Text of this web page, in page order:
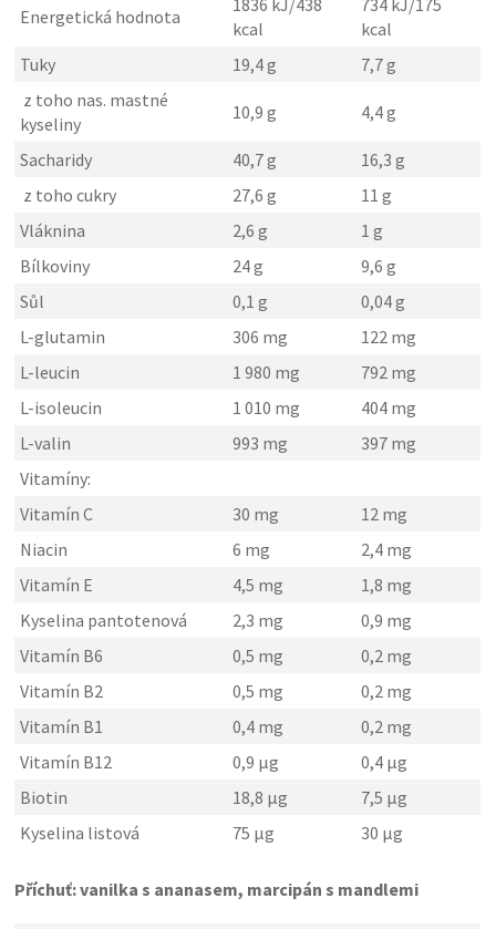
Energetická hodnota
1836 kJ/438
kcal
734 kJ/175
kcal
Tuky
19,4 g
7,7 g
z toho nas. mastné
kyseliny
10,9 g 4,4 g
Sacharidy 40,7 g
16,3 g
z toho cukry
27,6 g
11 g
Vláknina
2,6 g
1 g
Bílkoviny
24 g
9,6 g
Sůl
0,1 g
0,04 g
L-glutamin
306 mg
122 mg
L-leucin
1 980 mg
792 mg
L-isoleucin
1 010 mg
404 mg
L-valin
993 mg
397 mg
Vitamíny:
Vitamín C
30 mg
12 mg
Niacin
6 mg
2,4 mg
Vitamín E
4,5 mg
1,8 mg
Kyselina pantotenová
2,3 mg
0,9 mg
Vitamín B6
0,5 mg
0,2 mg
Vitamín B2
0,5 mg
0,2 mg
Vitamín B1
0,4 mg
0,2 mg
Vitamín B12
0,9 µg
0,4 µg
Biotin
18,8 µg
7,5 µg
Kyselina listová
75 µg 30 µg
Příchuť: vanilka s ananasem, marcipán s mandlemi